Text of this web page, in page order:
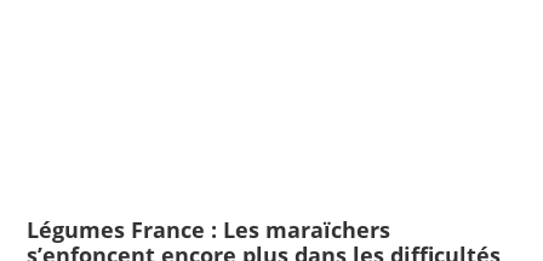
Légumes France : Les maraïchers
s’enfoncent encore plus dans les difficultés